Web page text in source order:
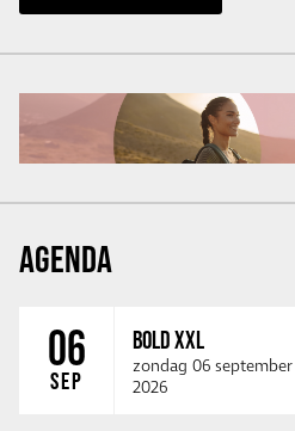
AGENDA
06
SEP
BOLD XXL
zondag 06 september
2026